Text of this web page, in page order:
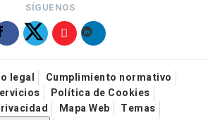
SÍGUENOS
legal
Cumplimiento normativo
Política de Cookies
Mapa Web
Temas